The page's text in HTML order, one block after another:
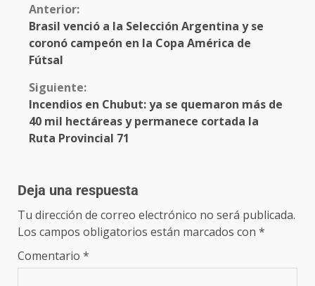
Anterior:
Brasil venció a la Selección Argentina y se
coronó campeón en la Copa América de
Fútsal
Siguiente:
Incendios en Chubut: ya se quemaron más de
40 mil hectáreas y permanece cortada la
Ruta Provincial 71
Deja una respuesta
Tu dirección de correo electrónico no será publicada.
Los campos obligatorios están marcados con *
Comentario *